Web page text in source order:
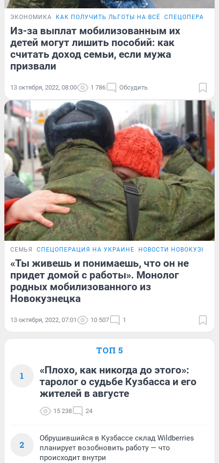
ЭКОНОМИКА КАК ПОЛУЧИТЬ ЛЬГОТЫ НА ВСЁ
Из-за выплат мобилизованным их
детей могут лишить пособий: как
считать доход семьи, если мужа
призвали
13 октября, 2022, 08:00 1 786 Обсудить
СЕМЬЯ СПЕЦОПЕРАЦИЯ НА УКРАИНЕ НОВОСТИ
«Ты живешь и понимаешь, что он не
придет домой с работы». Монолог
родных мобилизованного из
Новокузнецка
13 октября, 2022, 07:01 10 507 1
ТОП 5
1
«Плохо, как никогда до этого»:
таролог о судьбе Кузбасса и его
жителей в августе
15 238 24
2
Обрушившийся в Кузбассе склад Wildberries
планирует возобновить работу — что
происходит внутри